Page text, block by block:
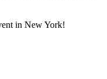
in New York!